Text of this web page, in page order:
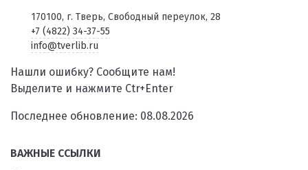
170100, г. Тверь, Свободный переулок, 28
+7 (4822) 34-37-55
info@tverlib.ru
Нашли ошибку? Сообщите нам!
Выделите и нажмите Ctr+Enter
Последнее обновление: 08.08.2026
ВАЖНЫЕ ССЫЛКИ